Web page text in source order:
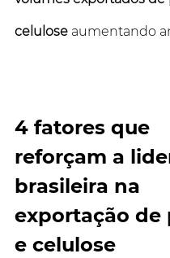
celulose aumentando
4 fatores que
reforçam a
brasileira na
exportação de
e celulose